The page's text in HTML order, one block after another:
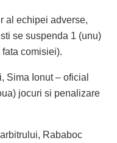
al echipei adverse,
se suspenda 1 (unu)
comisiei).
Sima Ionut – oficial
jocuri si penalizare
Rababoc